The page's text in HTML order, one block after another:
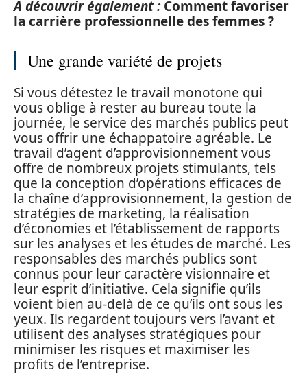
A découvrir également : Comment favoriser
la carrière professionnelle des femmes ?
Une grande variété de projets
Si vous détestez le travail monotone qui
vous oblige à rester au bureau toute la
journée, le service des marchés publics peut
vous offrir une échappatoire agréable. Le
travail d’agent d’approvisionnement vous
offre de nombreux projets stimulants, tels
que la conception d’opérations efficaces de
la chaîne d’approvisionnement, la gestion de
stratégies de marketing, la réalisation
d’économies et l’établissement de rapports
sur les analyses et les études de marché. Les
responsables des marchés publics sont
connus pour leur caractère visionnaire et
leur esprit d’initiative. Cela signifie qu’ils
voient bien au-delà de ce qu’ils ont sous les
yeux. Ils regardent toujours vers l’avant et
utilisent des analyses stratégiques pour
minimiser les risques et maximiser les
profits de l’entreprise.